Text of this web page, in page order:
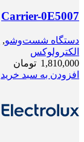
Carrier-0E5007
دستگاه شست‌و‌شو,
الکترولوکس
1,810,000 تومان
افزودن به سبد خرید